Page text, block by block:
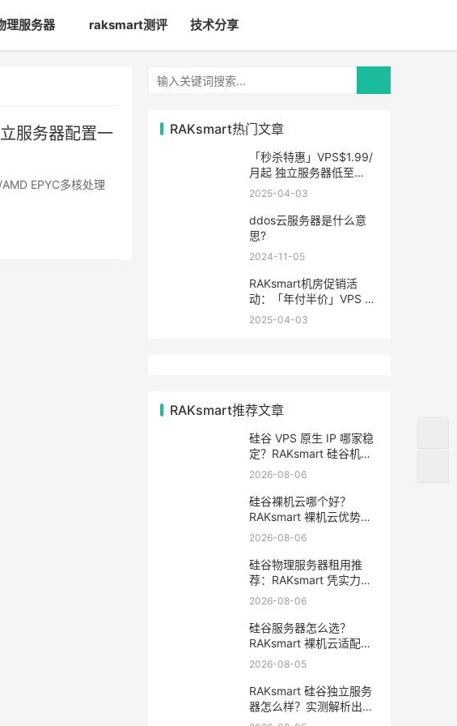
理服务器 raksmart测评 技术分享
服务器配置一
EPYC多核处理
RAKsmart热门文章
「秒杀特惠」VPS$1.99/
月起 独立服务器低至
$49/月起
2025-04-03
ddos云服务器是什么意
思?
2024-11-05
RAKsmart机房促销活
动：「年付半价」VPS 云
服务器仅$19.6/年起
2025-04-03
RAKsmart推荐文章
硅谷 VPS 原生 IP 哪家稳
定？RAKsmart 硅谷机房
深度评测
2026-08-06
硅谷裸机云哪个好？
RAKsmart 裸机云优势全
解析
2026-08-06
硅谷物理服务器租用推
荐：RAKsmart 凭实力成
为跨境业务首选
2026-08-06
硅谷服务器怎么选？
RAKsmart 裸机云适配跨
境电商 手游后台
2026-08-05
RAKsmart 硅谷独立服务
器怎么样？实测解析出海
业务选型参考